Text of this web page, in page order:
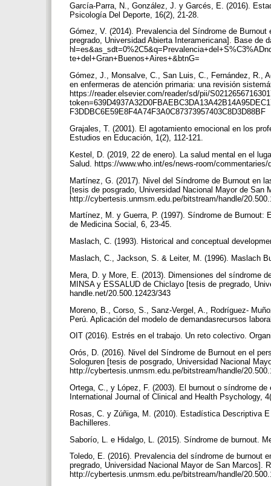
García-Parra, N., González, J. y Garcés, E. (2016).
Psicología Del Deporte, 16(2), 21-28.
Gómez, V. (2014). Prevalencia del Síndrome de
pregrado, Universidad Abierta Interamericana]. Base de
te+del+Gran+Buenos+Aires+&btnG=
Gómez, J., Monsalve, C., San Luis, C., Fernández, R.,
en enfermeras de atención primaria: una revisión
https://reader.elsevier.com/reader/sd/pii/
F3DDBC6E59E8F4A74F3A0C87373957403C8D3D88BF
Grajales, T. (2001). El agotamiento emocional en los
Estudios en Educación, 1(2), 112-121.
Kestel, D. (2019, 22 de enero). La salud mental en el
Salud. https://www.who.int/es/news-room/
Martínez, G. (2017). Nivel del Síndrome de Burnout en
[tesis de posgrado, Universidad Nacional Mayor de San
http://cybertesis.unmsm.edu.pe/bitstream/handle/
Martínez, M. y Guerra, P. (1997). Síndrome de
de Medicina Social, 6, 23-45.
Maslach, C. (1993). Historical and conceptual
Maslach, C., Jackson, S. & Leiter, M. (1996). Maslach
Mera, D. y More, E. (2013). Dimensiones del síndrome
MINSA y ESSALUD de Chiclayo [tesis de pregrado,
handle.net/20.500.12423/343
Moreno, B., Corso, S., Sanz-Vergel, A., Rodríguez-
Perú. Aplicación del modelo de demandasrecursos
OIT (2016). Estrés en el trabajo. Un reto colectivo.
Orós, D. (2016). Nivel del Síndrome de Burnout en el
Sologuren [tesis de posgrado, Universidad Nacional
http://cybertesis.unmsm.edu.pe/bitstream/handle/
Ortega, C., y López, F. (2003). El burnout o síndrome
International Journal of Clinical and Health Psychology,
Rosas, C. y Zúñiga, M. (2010). Estadística Descriptiva
Bachilleres.
Saborío, L. e Hidalgo, L. (2015). Síndrome de burnout.
Toledo, E. (2016). Prevalencia del síndrome de burnout
pregrado, Universidad Nacional Mayor de San Marcos].
http://cybertesis.unmsm.edu.pe/bitstream/handle/